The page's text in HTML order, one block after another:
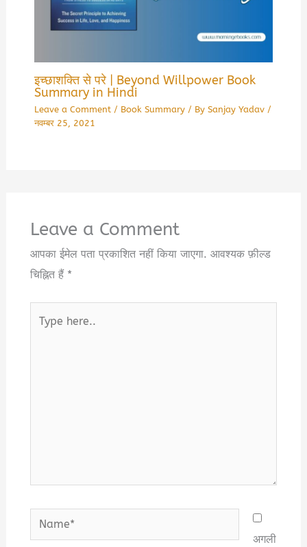
इच्छाशक्ति से परे | Beyond Willpower Book
Summary in Hindi
Leave a Comment / Book Summary/ By Sanjay Yadav /
नवम्बर 25, 2021
Leave a Comment
आपका ईमेल पता प्रकाशित नहीं किया जाएगा. आवश्यक फ़ील्ड
चिह्नित हैं *
here..
Name*
अगली